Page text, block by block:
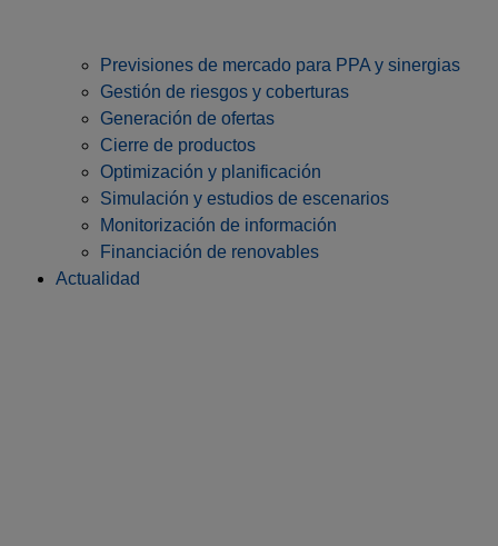
Previsiones de mercado para PPA y sinergias
Gestión de riesgos y coberturas
Generación de ofertas
Cierre de productos
Optimización y planificación
Simulación y estudios de escenarios
Monitorización de información
Financiación de renovables
Actualidad